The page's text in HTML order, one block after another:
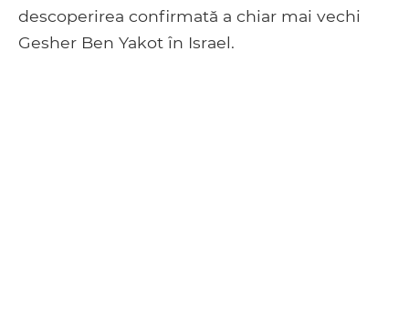
descoperirea confirmată a chiar mai vechi
Gesher Ben Yakot în Israel.